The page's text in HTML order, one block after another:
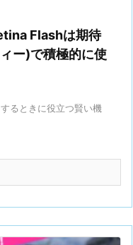
Flashは期待
ー)で積極的に使
るときに役立つ賢い機